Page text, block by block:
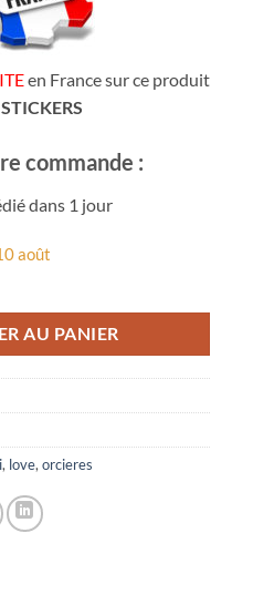
en France sur ce produit
STICKERS
commande :
dans 1 jour
août
AU PANIER
i, love,orcieres